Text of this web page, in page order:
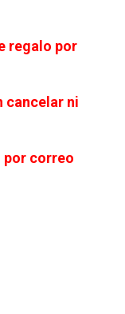
regalo por
cancelar ni
por correo